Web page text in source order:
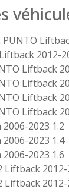
PUNTO
2012-
Liftback
Liftback
Liftback
Liftback
2006-2023 1.2
2006-2023 1.4
2006-2023 1.6
Liftback
Liftback